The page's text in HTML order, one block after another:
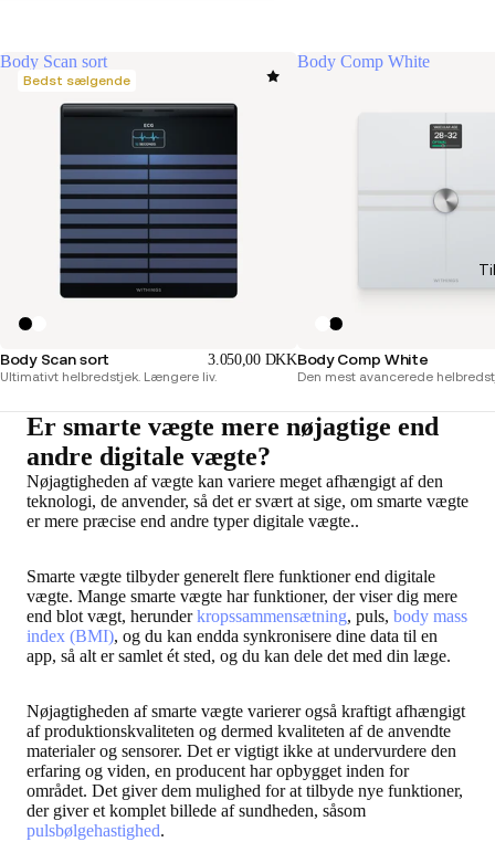
Body Scan sort
Bedst sælgende
Body Scan sort 3.050,00 DKK
Ultimativt helbredstjek. Længere liv.
Body Comp White
Body Comp White
Den mest avancerede
Er smarte vægte mere nøjagtige end
andre digitale vægte?
Nøjagtigheden af vægte kan variere meget afhængigt af den
teknologi, de anvender, så det er svært at sige, om smarte vægte
er mere præcise end andre typer digitale vægte..
Smarte vægte tilbyder generelt flere funktioner end digitale
vægte. Mange smarte vægte har funktioner, der viser dig mere
end blot vægt, herunderkropssammensætning, puls, body mass
index (BMI), og du kan endda synkronisere dine data til en
app, så alt er samlet ét sted, og du kan dele det med din læge.
Nøjagtigheden af smarte vægte varierer også kraftigt afhængigt
af produktionskvaliteten og dermed kvaliteten af de anvendte
materialer og sensorer. Det er vigtigt ikke at undervurdere den
erfaring og viden, en producent har opbygget inden for
området. Det giver dem mulighed for at tilbyde nye funktioner,
der giver et komplet billede af sundheden, såsom
pulsbølgehastighed.